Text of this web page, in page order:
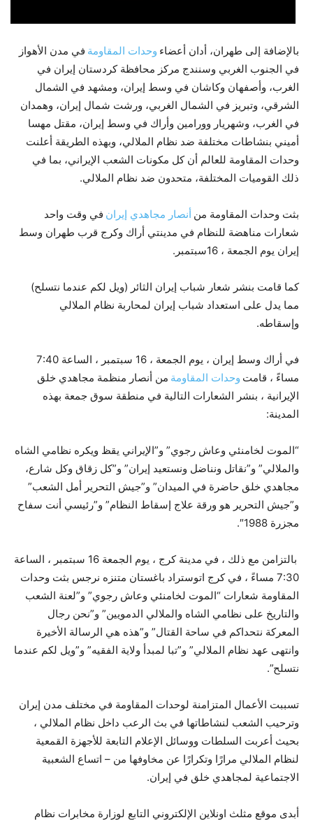
بالإضافة إلى طهران، أدان أعضاء وحدات المقاومة في مدن الأهواز
في الجنوب الغربي وسنندج مركز محافظة كردستان إيران في
الغرب، وأصفهان وكاشان في وسط إيران، ومشهد في الشمال
الشرقي، وتبريز في الشمال الغربي، ورشت شمال إيران، وهمدان
في الغرب، وشهريار وورامين وأراك في وسط إيران، مقتل مهسا
أميني بنشاطات مختلفة ضد نظام الملالي، وبهذه الطريقة أعلنت
وحدات المقاومة للعالم أن كل مكونات الشعب الإيراني، بما في
ذلك القوميات المختلفة، متحدون ضد نظام الملالي.
بثت وحدات المقاومة من أنصار مجاهدي إيران في وقت واحد
شعارات مناهضة للنظام في مدينتي أراك وكرج قرب طهران وسط
إيران يوم الجمعة ، 16سبتمبر.
كما قامت بنشر شعار شباب إيران الثائر (ويل لكم عندما نتسلح)
مما يدل على استعداد شباب إيران لمحاربة نظام الملالي
وإسقاطه.
في أراك وسط إيران ، يوم الجمعة ، 16 سبتمبر ، الساعة 7:40
مساءً ، قامت وحدات المقاومة من أنصار منظمة مجاهدي خلق
الإيرانية ، بنشر الشعارات التالية في منطقة سوق جمعة بهذه
المدينة:
“الموت لخامنئي وعاش رجوي” و”الإيراني يقظ ويكره نظامي الشاه
والملالي” و”نقاتل ونناضل ونستعيد إيران” و”كل زقاق وكل شارع،
مجاهدي خلق حاضرة في الميدان” و”جيش التحرير أمل الشعب”
و”جيش التحرير هو ورقة علاج إسقاط النظام” و”رئيسي أنت سفاح
مجزرة 1988″.
بالتزامن مع ذلك ، في مدينة كرج ، يوم الجمعة 16 سبتمبر ، الساعة
7:30 مساءً ، في كرج اتوستراد باغستان متنزه نرجس بثت وحدات
المقاومة شعارات “الموت لخامنئي وعاش رجوي” و”لعنة الشعب
والتاريخ على نظامي الشاه والملالي الدمويين” و”نحن رجال
المعركة نتحداكم في ساحة القتال” و”هذه هي الرسالة الأخيرة
وانتهى عهد نظام الملالي” و”تبا لمبدأ ولاية الفقيه” و”ويل لكم عندما
نتسلح”.
تسببت الأعمال المتزامنة لوحدات المقاومة في مختلف مدن إيران
وترحيب الشعب لنشاطاتها في بث الرعب داخل نظام الملالي ،
بحيث أعربت السلطات ووسائل الإعلام التابعة للأجهزة القمعية
لنظام الملالي مرارًا وتكرارًا عن مخاوفها من – اتساع الشعبية
الاجتماعية لمجاهدي خلق في إيران.
أبدى موقع مثلث اونلاين الإلكتروني التابع لوزارة مخابرات نظام